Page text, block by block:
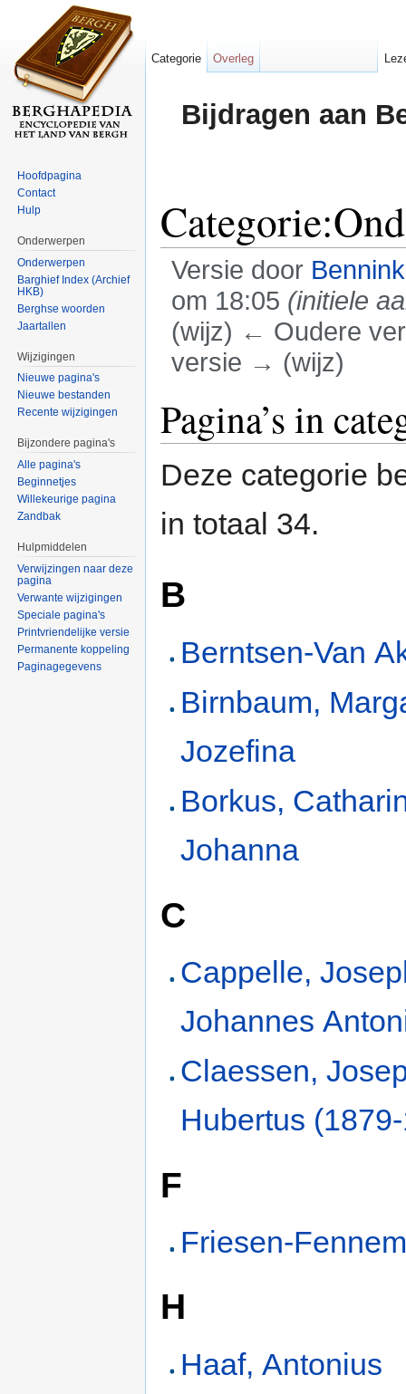
Bijdragen aan
Versie door
om 18:05 (initiele
(wijz) ← Oudere
versie → (wijz)
Pagina’s in
Deze categorie
in totaal 34.
B
Berntsen-Van
Birnbaum,
Jozefina
Borkus,
Johanna
C
Cappelle,
Johannes
Claessen,
Hubertus
F
Friesen-
H
Haaf, Antonius
Categorie Overleg
Hoofdpagina
Contact
Hulp
Onderwerpen
Onderwerpen
Barghief Index (Archief
HKB)
Berghse woorden
Jaartallen
Wijzigingen
Nieuwe pagina's
Nieuwe bestanden
Recente wijzigingen
Bijzondere pagina's
Alle pagina's
Beginnetjes
Willekeurige pagina
Zandbak
Hulpmiddelen
Verwijzingen naar deze
pagina
Verwante wijzigingen
Speciale pagina's
Printvriendelijke versie
Permanente koppeling
Paginagegevens